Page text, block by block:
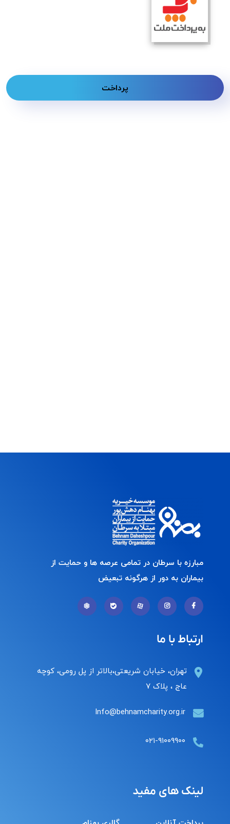
مبارزه با سرطان در تمامی عرصه ها و حمایت از
بیماران به دور از هرگونه تبعیض
ارتباط با ما
تهران، خیابان شریعتی،بالاتر از پل رومی، کوچه
عاج ، پلاک ۷
Info@behnamcharity.org.ir
۰۲۱-۹۱۰۰۹۹۰۰
لینک های مفید